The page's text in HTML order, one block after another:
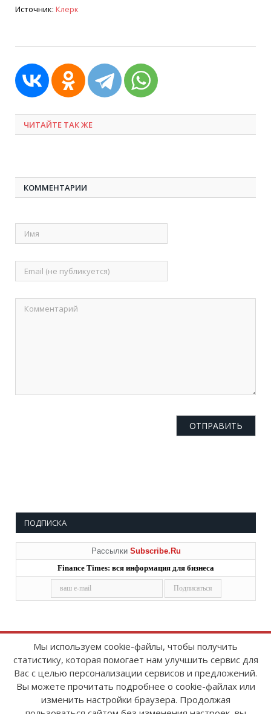
Источник: Клерк
ЧИТАЙТЕ ТАК ЖЕ
КОММЕНТАРИИ
ПОДПИСКА
Рассылки Subscribe.Ru
Finance Times: вся информация для бизнеса
Copyright © 2008-2026FinanceTimes
Зарегистрировано в Роскомнадзоре
Свидетельство о регистрации СМИ:
серия Эл № ФС77-86300 от 10 ноября 2023 г
Мы используем cookie-файлы, чтобы получить
статистику, которая помогает нам улучшить сервис для
Вас с целью персонализации сервисов и предложений.
Вы можете прочитать подробнее о cookie-файлах или
изменить настройки браузера. Продолжая